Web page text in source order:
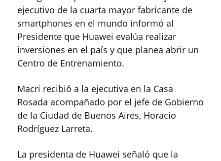
ejecutivo de la cuarta mayor fabricante de
smartphones en el mundo informó al
Presidente que Huawei evalúa realizar
inversiones en el país y que planea abrir un
Centro de Entrenamiento.
Macri recibió a la ejecutiva en la Casa
Rosada acompañado por el jefe de Gobierno
de la Ciudad de Buenos Aires, Horacio
Rodríguez Larreta.
La presidenta de Huawei señaló que la